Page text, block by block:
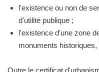
l'existence ou non de
d'utilité publique ;
l'existence d'une zone
monuments
Outre le certificat